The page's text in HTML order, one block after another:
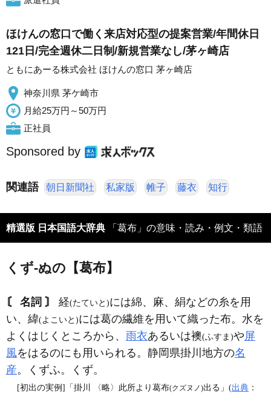
ほけんの窓口で働く来店対応型の提案営業/年間休日
121日/完全週休二日制/新規営業なし/茅ヶ崎店
ともにあーる株式会社 ほけんの窓口 茅ヶ崎店
神奈川県 茅ケ崎市
月給25万円～50万円
正社員
Sponsored by
関連語 朝日新聞社 私家版 帷子 藤衣 知行
精選版 日本国語大辞典 「葛布」の意味・読み・例文・類語
くず‐ぬの【葛布】
〘 名詞 〙 経(たていと)には綿、麻、絹などの糸を用
い、緯(よこいと)には葛の繊維を用いて織った布。水を
よくはじくところから、 雨衣あるいは襖(ふすま)や屏
風をはるのにも用いられる。静岡県掛川地方の名
産。くずふ。くず。
[初出の実例]「掛川 〈略〉此所より葛布(クズヌノ)出る」(出典 ：